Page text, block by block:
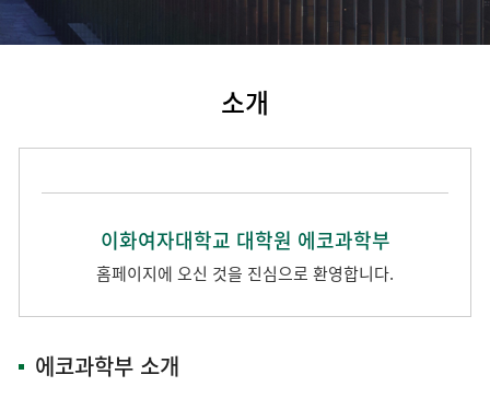
소개
이화여자대학교 대학원 에코과학부
홈페이지에 오신 것을 진심으로 환영합니다.
에코과학부 소개